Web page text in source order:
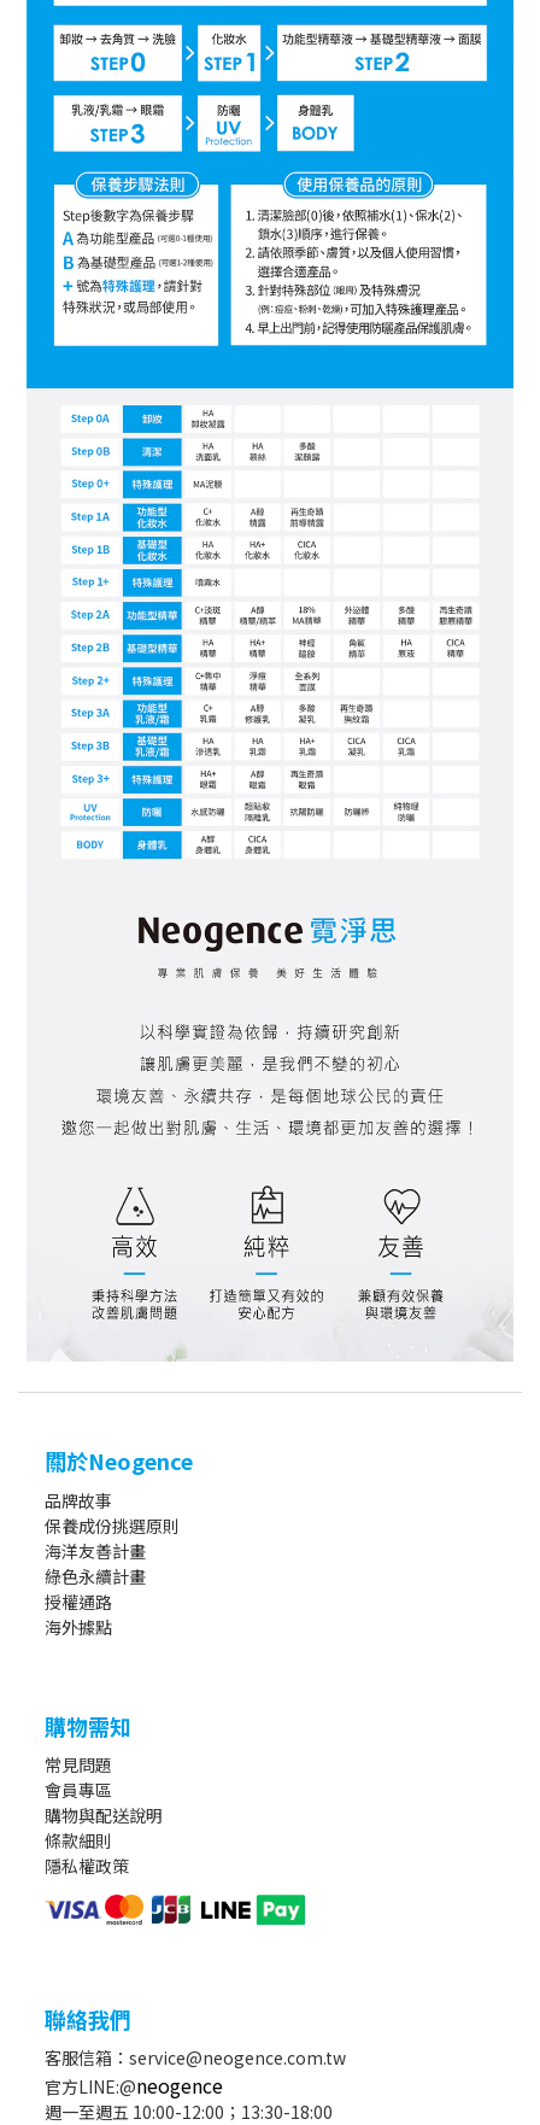
關於Neogence
品牌故事
保養成份挑選原則
海洋友善計畫
綠色永續計畫
授權通路
海外據點
購物需知
常見問題
會員專區
購物與配送說明
條款細則
隱私權政策
聯絡我們
客服信箱：service@neogence.com.tw
官方LINE:@neogence
週一至週五 10:00-12:00；13:30-18:00